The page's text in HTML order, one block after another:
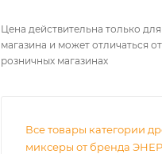
Цена действительна только
магазина и может отличаться
розничных магазинах
Все товары категории
миксеры от бренда